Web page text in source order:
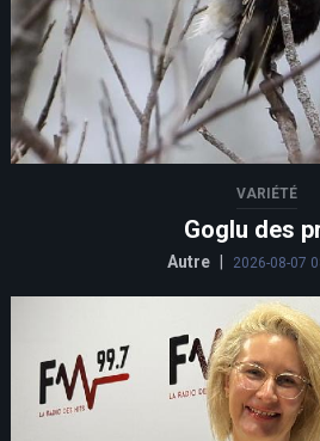
VARIÉTÉ
Goglu des
Autre 2026-08-07